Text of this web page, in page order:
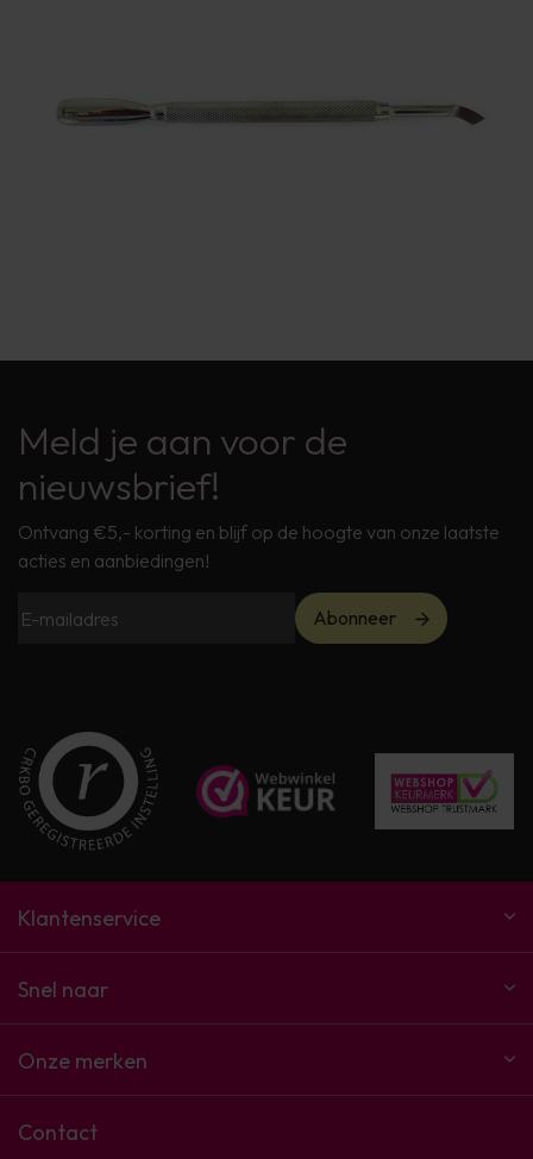
Meld je aan voor de
nieuwsbrief!
Ontvang €5,- korting en blijf op de hoogte van onze laatste
acties en aanbiedingen!
Abonneer
Klantenservice
Snel naar
Onze merken
Contact